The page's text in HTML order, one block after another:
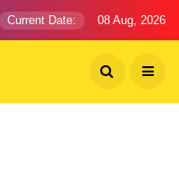
Current Date: 08 Aug, 2026